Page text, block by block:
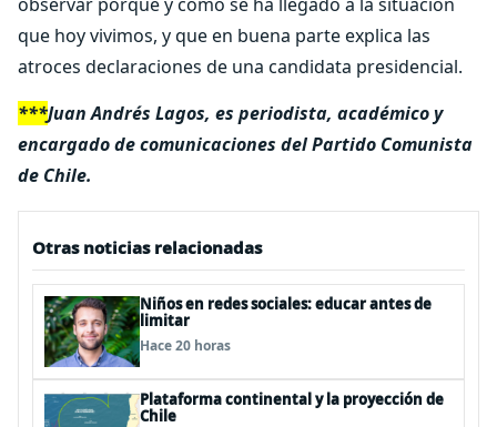
que hoy vivimos, y que en buena parte explica las
atroces declaraciones de una candidata presidencial.
***Juan Andrés Lagos, es periodista, académico y
encargado de comunicaciones del Partido Comunista
de Chile.
Otras noticias relacionadas
Niños en redes sociales: educar antes de
limitar
Hace 20 horas
Plataforma continental y la proyección de
Chile